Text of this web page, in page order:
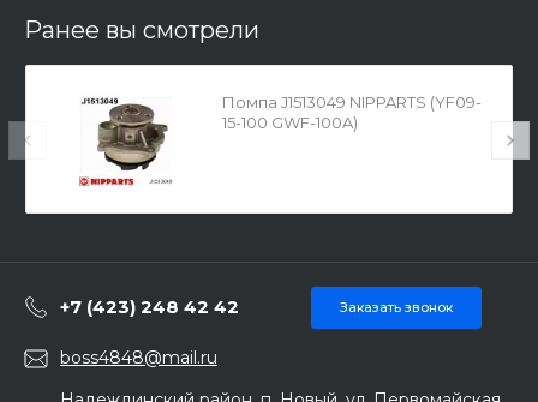
Ранее вы смотрели
Помпа J1513049 NIPPARTS (YF09-
15-100 GWF-100A)
+7 (423) 248 42 42 Заказать звонок
boss4848@mail.ru